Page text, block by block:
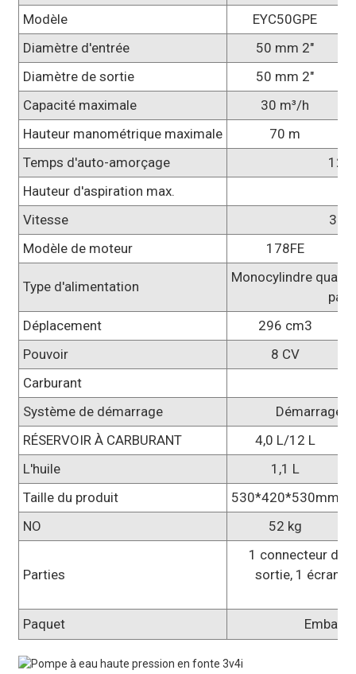
Modèle EYC50GPE
Diamètre d'entrée
50 mm 2"
Diamètre de sortie
50 mm 2"
Capacité maximale
30 m³/h
Hauteur manométrique maximale
70 m
Temps d'auto-amorçage
120
Hauteur d'aspiration max.
Vitesse
Modèle de moteur
178FE
Type d'alimentation
Monocylindre
par
Déplacement
296 cm3
Pouvoir
8 CV
Carburant
Système de démarrage
Démarrage
RÉSERVOIR À CARBURANT
4,0 L/12 L
L'huile
1,1 L
Taille du produit
530*420*530mm
NO
52 kg
Parties
1 connecteur
sortie, 1 écran
Paquet